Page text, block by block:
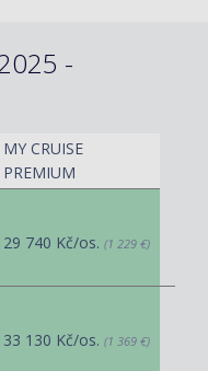
-
MY CRUISE
PREMIUM
29 740 Kč/os. (1 229 €)
33 130 Kč/os. (1 369 €)